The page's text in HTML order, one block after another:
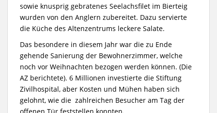
sowie knusprig gebratenes Seelachsfilet im Bierteig
wurden von den Anglern zubereitet. Dazu servierte
die Küche des Altenzentrums leckere Salate.
Das besondere in diesem Jahr war die zu Ende
gehende Sanierung der Bewohnerzimmer, welche
noch vor Weihnachten bezogen werden können. (Die
AZ berichtete). 6 Millionen investierte die Stiftung
Zivilhospital, aber Kosten und Mühen haben sich
gelohnt, wie die zahlreichen Besucher am Tag der